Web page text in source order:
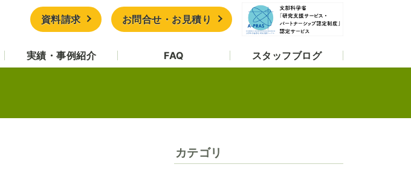
資料請求 お問合せ・お見積り
実績・事例紹介 FAQ スタッフブログ
カテゴリ